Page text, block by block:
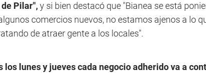
Pilar",y si bien destacó que "Bianea se está
comercios nuevos, no estamos ajenos a lo
de atraer gente a los locales".
los lunes y jueves cada negocio adherido va a